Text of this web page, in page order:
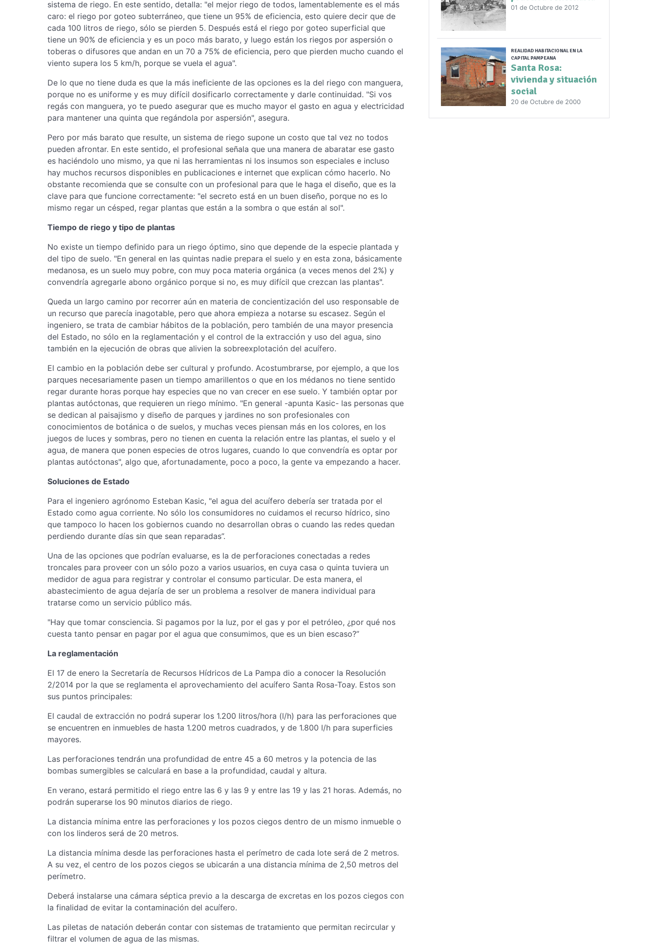
sistema de riego. En este sentido, detalla: "el mejor riego de todos, lamentablemente es el más
caro: el riego por goteo subterráneo, que tiene un 95% de eficiencia, esto quiere decir que de
cada 100 litros de riego, sólo se pierden 5. Después está el riego por goteo superficial que
tiene un 90% de eficiencia y es un poco más barato, y luego están los riegos por aspersión o
toberas o difusores que andan en un 70 a 75% de eficiencia, pero que pierden mucho cuando el
viento supera los 5 km/h, porque se vuela el agua".
De lo que no tiene duda es que la más ineficiente de las opciones es la del riego con manguera,
porque no es uniforme y es muy difícil dosificarlo correctamente y darle continuidad. "Si vos
regás con manguera, yo te puedo asegurar que es mucho mayor el gasto en agua y electricidad
para mantener una quinta que regándola por aspersión", asegura.
Pero por más barato que resulte, un sistema de riego supone un costo que tal vez no todos
pueden afrontar. En este sentido, el profesional señala que una manera de abaratar ese gasto
es haciéndolo uno mismo, ya que ni las herramientas ni los insumos son especiales e incluso
hay muchos recursos disponibles en publicaciones e internet que explican cómo hacerlo. No
obstante recomienda que se consulte con un profesional para que le haga el diseño, que es la
clave para que funcione correctamente: "el secreto está en un buen diseño, porque no es lo
mismo regar un césped, regar plantas que están a la sombra o que están al sol".
Tiempo de riego y tipo de plantas
No existe un tiempo definido para un riego óptimo, sino que depende de la especie plantada y
del tipo de suelo. "En general en las quintas nadie prepara el suelo y en esta zona, básicamente
medanosa, es un suelo muy pobre, con muy poca materia orgánica (a veces menos del 2%) y
convendría agregarle abono orgánico porque si no, es muy difícil que crezcan las plantas".
Queda un largo camino por recorrer aún en materia de concientización del uso responsable de
un recurso que parecía inagotable, pero que ahora empieza a notarse su escasez. Según el
ingeniero, se trata de cambiar hábitos de la población, pero también de una mayor presencia
del Estado, no sólo en la reglamentación y el control de la extracción y uso del agua, sino
también en la ejecución de obras que alivien la sobreexplotación del acuífero.
El cambio en la población debe ser cultural y profundo. Acostumbrarse, por ejemplo, a que los
parques necesariamente pasen un tiempo amarillentos o que en los médanos no tiene sentido
regar durante horas porque hay especies que no van crecer en ese suelo. Y también optar por
plantas autóctonas, que requieren un riego mínimo. "En general -apunta Kasic- las personas que
se dedican al paisajismo y diseño de parques y jardines no son profesionales con
conocimientos de botánica o de suelos, y muchas veces piensan más en los colores, en los
juegos de luces y sombras, pero no tienen en cuenta la relación entre las plantas, el suelo y el
agua, de manera que ponen especies de otros lugares, cuando lo que convendría es optar por
plantas autóctonas", algo que, afortunadamente, poco a poco, la gente va empezando a hacer.
Soluciones de Estado
Para el ingeniero agrónomo Esteban Kasic, "el agua del acuífero debería ser tratada por el
Estado como agua corriente. No sólo los consumidores no cuidamos el recurso hídrico, sino
que tampoco lo hacen los gobiernos cuando no desarrollan obras o cuando las redes quedan
perdiendo durante días sin que sean reparadas”.
Una de las opciones que podrían evaluarse, es la de perforaciones conectadas a redes
troncales para proveer con un sólo pozo a varios usuarios, en cuya casa o quinta tuviera un
medidor de agua para registrar y controlar el consumo particular. De esta manera, el
abastecimiento de agua dejaría de ser un problema a resolver de manera individual para
tratarse como un servicio público más.
"Hay que tomar consciencia. Si pagamos por la luz, por el gas y por el petróleo, ¿por qué nos
cuesta tanto pensar en pagar por el agua que consumimos, que es un bien escaso?”
La reglamentación
El 17 de enero la Secretaría de Recursos Hídricos de La Pampa dio a conocer la Resolución
2/2014 por la que se reglamenta el aprovechamiento del acuífero Santa Rosa-Toay. Estos son
sus puntos principales:
El caudal de extracción no podrá superar los 1.200 litros/hora (l/h) para las perforaciones que
se encuentren en inmuebles de hasta 1.200 metros cuadrados, y de 1.800 l/h para superficies
mayores.
Las perforaciones tendrán una profundidad de entre 45 a 60 metros y la potencia de las
bombas sumergibles se calculará en base a la profundidad, caudal y altura.
En verano, estará permitido el riego entre las 6 y las 9 y entre las 19 y las 21 horas. Además, no
podrán superarse los 90 minutos diarios de riego.
La distancia mínima entre las perforaciones y los pozos ciegos dentro de un mismo inmueble o
con los linderos será de 20 metros.
La distancia mínima desde las perforaciones hasta el perímetro de cada lote será de 2 metros.
A su vez, el centro de los pozos ciegos se ubicarán a una distancia mínima de 2,50 metros del
perímetro.
Deberá instalarse una cámara séptica previo a la descarga de excretas en los pozos ciegos con
la finalidad de evitar la contaminación del acuífero.
Las piletas de natación deberán contar con sistemas de tratamiento que permitan recircular y
filtrar el volumen de agua de las mismas.
01 de Octubre de 2012
REALIDAD HABITACIONAL EN LA
CAPITAL PAMPEANA
Santa Rosa:
vivienda y situación
social
20 de Octubre de 2000